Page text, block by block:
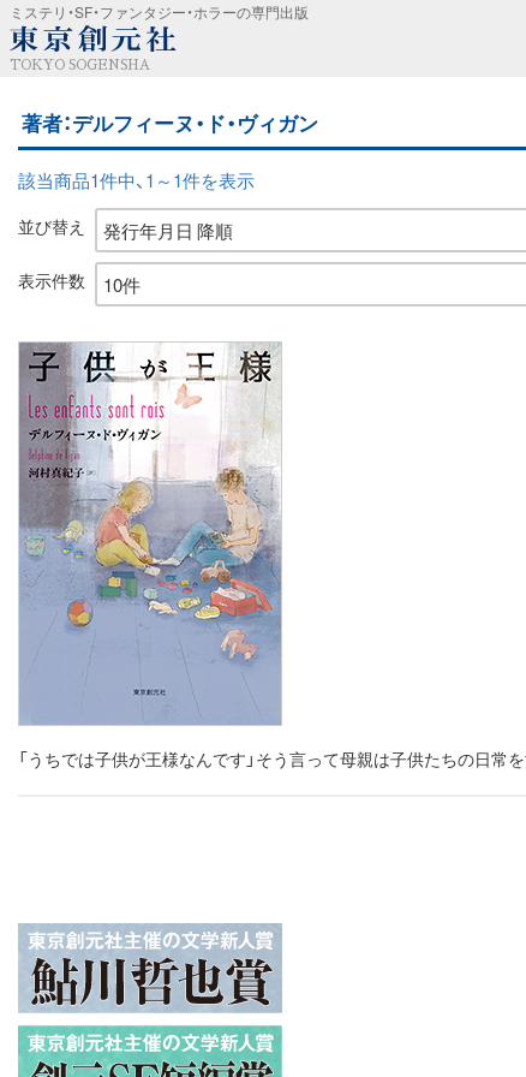
ミステリ・SF・ファンタジー・ホラーの専門出版
TOKYO SOGENSHA
著者：デルフィーヌ・ド・ヴィガン
該当商品1件中、1～1件を表示
並び替え
表示件数
「うちでは子供が王様なんです」そう言って母親は子供たちの日